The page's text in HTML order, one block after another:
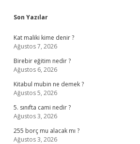
Sidebar
Son Yazılar
Kat maliki kime denir ?
Ağustos 7, 2026
Birebir eğitim nedir ?
Ağustos 6, 2026
Kitabul mubin ne demek ?
Ağustos 5, 2026
5. sınıfta cami nedir ?
Ağustos 3, 2026
255 borç mu alacak mı ?
Ağustos 3, 2026